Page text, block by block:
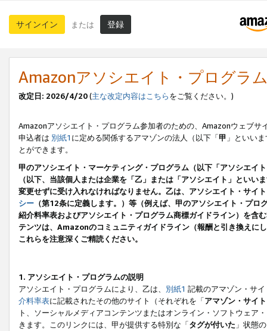
サインイン または 登録
Amazonアソシエイト・プログラ
改定日: 2026/4/20(主な改定内容はこちらをご覧ください。)
Amazonアソシエイト・プログラム参加者のための、Amazonウェブサ
申込者は 別紙1 に定める関係するアマゾンの法人（以下「甲 」といい
とができます。
甲のアソシエイト・マーケティング・プログラム（以下「アソシエイ
（以下、当該個人または企業を「乙」または「アソシエイト」とい
変更せずに受け入れなければなりません。乙は、アソシエイト・サイ
シー （第12条に定義します。）等（例えば、甲のアソシエイト・プ
紹介料率表およびアソシエイト・プログラム商標ガイドライン）を
テンツは、Amazonのコミュニティガイドライン（報酬と引き換えに
これらを注意深くご精読ください。
1. アソシエイト・プログラムの説明
アソシエイト・プログラムにより、乙は、 別紙1 記載のアマゾン・サ
介料率表に記載されたその他のサイト（それぞれを「アマゾン・サイト
ト、ソーシャルメディアコンテンツまたはオンライン・ソフトウェア
きます。このリンクには、甲が提供する特別な「タグが付いた 」状態